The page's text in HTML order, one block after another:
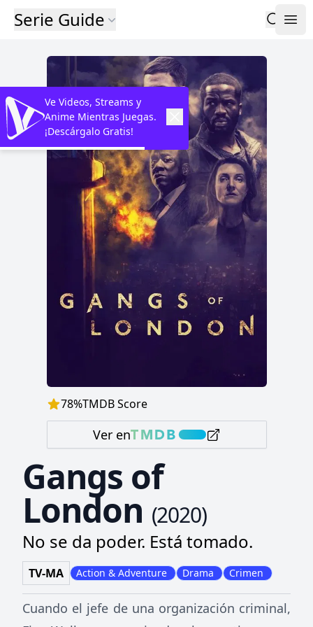
Serie Guide
78%TMDB Score
Ver en
Gangs of
London (2020)
No se da poder. Está tomado.
TV-MA Action & Adventure Drama Crimen
Cuando el jefe de una organización criminal,
Ve Videos, Streams y
Anime Mientras Juegas.
¡Descárgalo Gratis!